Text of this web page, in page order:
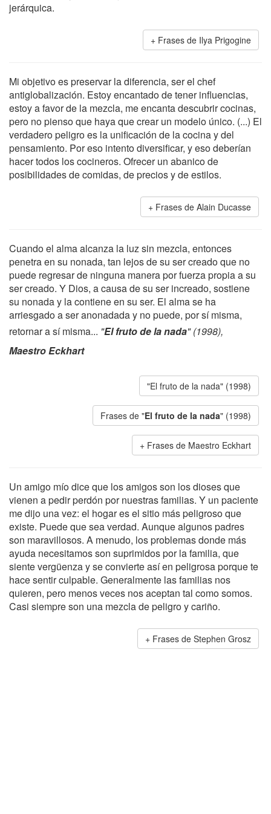
jerárquica.
Frases de Ilya Prigogine
Mi objetivo es preservar la diferencia, ser el chef
antiglobalización. Estoy encantado de tener influencias,
estoy a favor de la mezcla, me encanta descubrir cocinas,
pero no pienso que haya que crear un modelo único. (...) El
verdadero peligro es la unificación de la cocina y del
pensamiento. Por eso intento diversificar, y eso deberían
hacer todos los cocineros. Ofrecer un abanico de
posibilidades de comidas, de precios y de estilos.
Frases de Alain Ducasse
Cuando el alma alcanza la luz sin mezcla, entonces
penetra en su nonada, tan lejos de su ser creado que no
puede regresar de ninguna manera por fuerza propia a su
ser creado. Y Dios, a causa de su ser increado, sostiene
su nonada y la contiene en su ser. El alma se ha
arriesgado a ser anonadada y no puede, por sí misma,
retornar a sí misma... "El fruto de la nada" (1998),
Maestro Eckhart
"El fruto de la nada" (1998)
Frases de "El fruto de la nada" (1998)
Frases de Maestro Eckhart
Un amigo mío dice que los amigos son los dioses que
vienen a pedir perdón por nuestras familias. Y un paciente
me dijo una vez: el hogar es el sitio más peligroso que
existe. Puede que sea verdad. Aunque algunos padres
son maravillosos. A menudo, los problemas donde más
ayuda necesitamos son suprimidos por la familia, que
siente vergüenza y se convierte así en peligrosa porque te
hace sentir culpable. Generalmente las familias nos
quieren, pero menos veces nos aceptan tal como somos.
Casi siempre son una mezcla de peligro y cariño.
Frases de Stephen Grosz